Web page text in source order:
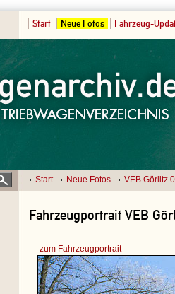
Start Neue Fotos Fahrzeug-
Start Neue Fotos VEB Görlitz
Fahrzeugportrait VEB
zum Fahrzeugportrait